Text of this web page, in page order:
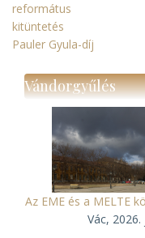
református
kitüntetés
Pauler Gyula-díj
Vándorgyűlés
Az EME és a MELTE
Vác,